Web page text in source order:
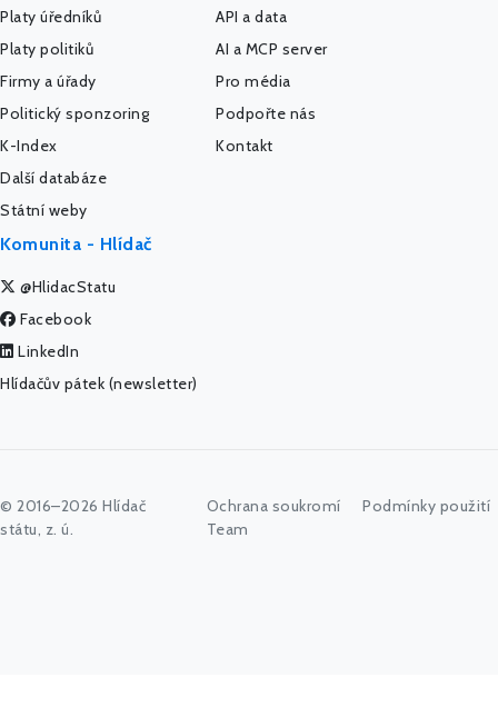
Platy úředníků
Platy politiků
Firmy a úřady
Politický sponzoring
K-Index
Další databáze
Státní weby
API a data
AI a MCP server
Pro média
Podpořte nás
Kontakt
Komunita - Hlídač
@HlidacStatu
Facebook
LinkedIn
Hlídačův pátek (newsletter)
© 2016–2026 Hlídač
státu, z. ú.
Ochrana soukromí
Podmínky použití
Team